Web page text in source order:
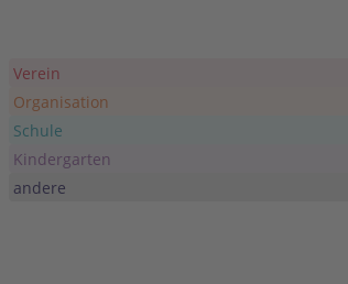
Verein
Organisation
Schule
Kindergarten
andere